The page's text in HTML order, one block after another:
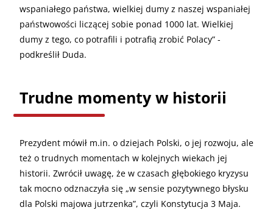
wspaniałego państwa, wielkiej dumy z naszej wspaniałej
państwowości liczącej sobie ponad 1000 lat. Wielkiej
dumy z tego, co potrafili i potrafią zrobić Polacy” -
podkreślił Duda.
Trudne momenty w historii
Prezydent mówił m.in. o dziejach Polski, o jej rozwoju, ale
też o trudnych momentach w kolejnych wiekach jej
historii. Zwrócił uwagę, że w czasach głębokiego kryzysu
tak mocno odznaczyła się „w sensie pozytywnego błysku
dla Polski majowa jutrzenka”, czyli Konstytucja 3 Maja.